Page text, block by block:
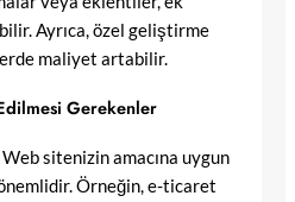
Ayrıca, özel geliştirme
maliyet artabilir.
Gerekenler
Web sitenizin amacına uygun
Örneğin, e-ticaret